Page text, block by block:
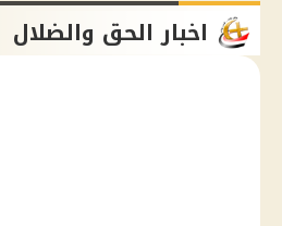
اخبار الحق والضلال